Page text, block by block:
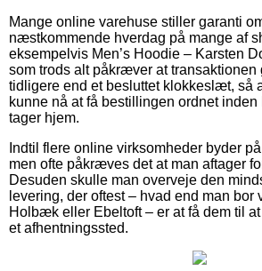
Mange online varehuse stiller garanti
næstkommende hverdag på mange af
eksempelvis Men’s Hoodie – Karsten
som trods alt påkræver at transaktionen
tidligere end et besluttet klokkeslæt, så
kunne nå at få bestillingen ordnet
tager hjem.
Indtil flere online virksomheder byder
men ofte påkræves det at man aftager
Desuden skulle man overveje den
levering, der oftest – hvad end man bor
Holbæk eller Ebeltoft – er at få dem til
et afhentningssted.